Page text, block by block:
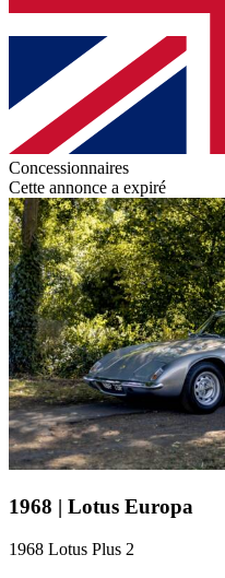
Concessionnaires
Cette annonce a expiré
1968 | Lotus Europa
1968 Lotus Plus 2